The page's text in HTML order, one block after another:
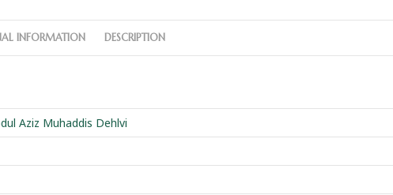
INFORMATION DESCRIPTION
Aziz Muhaddis Dehlvi